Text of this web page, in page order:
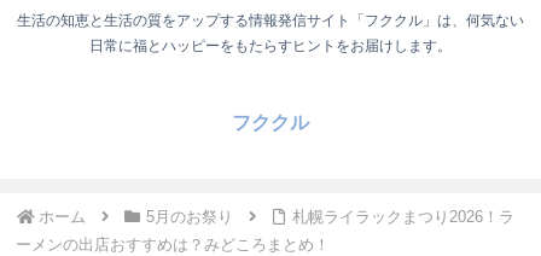
生活の知恵と生活の質をアップする情報発信サイト「フククル」は、何気ない
日常に福とハッピーをもたらすヒントをお届けします。
フククル
ホーム 5月のお祭り
札幌ライラックまつり2026！ラ
ーメンの出店おすすめは？みどころまとめ！